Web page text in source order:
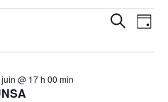
et
Recherche
de
Jour
@ 17 h 00 min